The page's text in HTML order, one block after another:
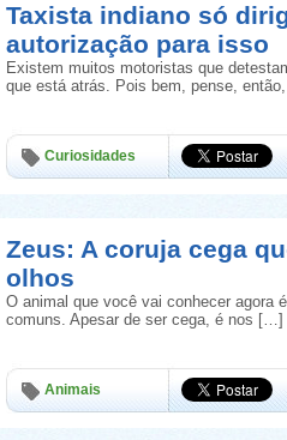
Taxista indiano só
autorização para isso
Existem muitos motoristas que
que está atrás. Pois bem, pense,
Curiosidades
Zeus: A coruja cega
olhos
O animal que você vai conhecer agora
comuns. Apesar de ser cega, é nos […]
Animais